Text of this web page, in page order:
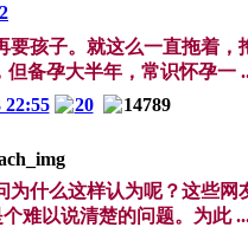
孩子。就这么一直拖着，
备孕大半年，常识怀孕一
2
22:55 20 14789
什么这样认为呢？这些网
难以说清楚的问题。为此